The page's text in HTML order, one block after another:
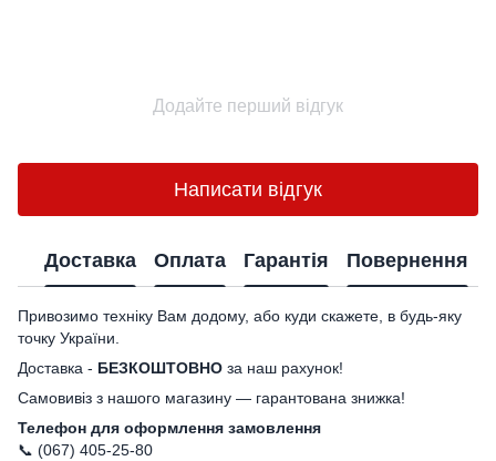
Додайте перший відгук
Написати відгук
Доставка Оплата Гарантія Повернення
Привозимо техніку Вам додому, або куди скажете, в будь-яку
точку України.
Доставка - БЕЗКОШТОВНО за наш рахунок!
Самовивіз з нашого магазину — гарантована знижка!
Телефон для оформлення замовлення
📞 (067) 405-25-80